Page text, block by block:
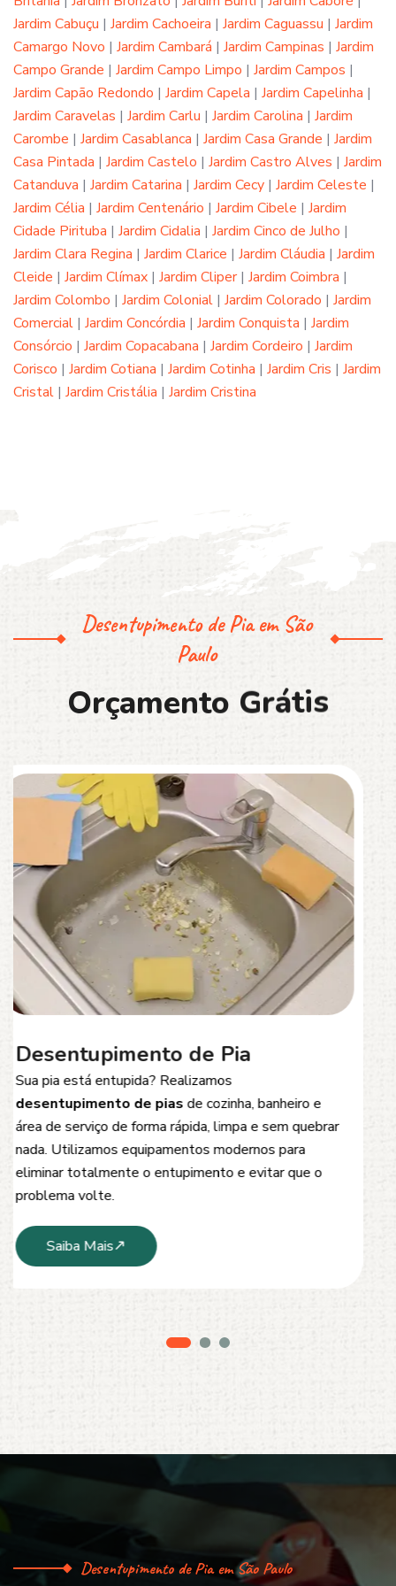
Jardim Cabuçu | Jardim Cachoeira | Jardim Caguassu | Jardim
Camargo Novo | Jardim Cambará | Jardim Campinas | Jardim
Campo Grande | Jardim Campo Limpo | Jardim Campos |
Jardim Capão Redondo | Jardim Capela | Jardim Capelinha |
Jardim Caravelas | Jardim Carlu | Jardim Carolina | Jardim
Carombe | Jardim Casablanca | Jardim Casa Grande | Jardim
Casa Pintada | Jardim Castelo | Jardim Castro Alves | Jardim
Catanduva | Jardim Catarina | Jardim Cecy | Jardim Celeste |
Jardim Célia | Jardim Centenário | Jardim Cibele | Jardim
Cidade Pirituba | Jardim Cidalia | Jardim Cinco de Julho |
Jardim Clara Regina | Jardim Clarice | Jardim Cláudia | Jardim
Cleide | Jardim Clímax | Jardim Cliper| Jardim Coimbra |
Jardim Colombo | Jardim Colonial | Jardim Colorado | Jardim
Comercial | Jardim Concórdia | Jardim Conquista | Jardim
Consórcio | Jardim Copacabana | Jardim Cordeiro | Jardim
Corisco | Jardim Cotiana | Jardim Cotinha | Jardim Cris | Jardim
Cristal | Jardim Cristália | Jardim Cristina
Desentupimento de Pia em São
Paulo
Orçamento Grátis
Desentupimento de Esgoto
Problemas comentupimento de esgoto
Oferecemos soluções rápidas e eficientes para
desobstrução de redes de esgoto, caixas de
inspeção e tubulações. Utilizamos equipamentos
modernos e técnicas seguras que garantem um
serviço limpo, ágil e sem danos à estrutura.
Saiba Mais
Desentupimento de Pia em São Paulo